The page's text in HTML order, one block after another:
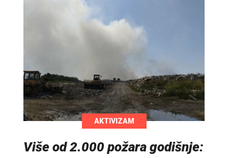
AKTIVIZAM
Više od 2.000 požara godišnje: